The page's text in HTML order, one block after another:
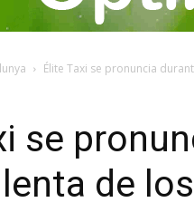
Élite Taxi se pronuncia
se
de